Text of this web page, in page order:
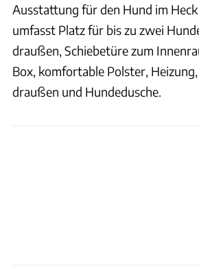
Ausstattung für den Hund im
umfasst Platz für bis zu zwei
draußen, Schiebetüre zum
Box, komfortable Polster,
draußen und Hundedusche.